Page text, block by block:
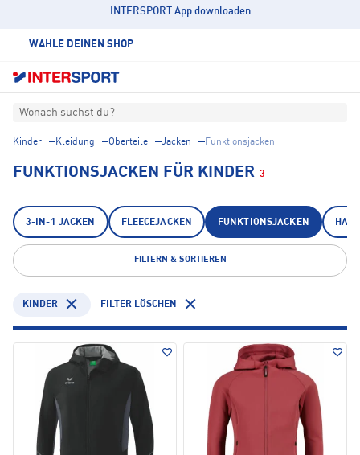
INTERSPORT App downloaden
WÄHLE DEINEN SHOP
Wonach suchst du?
Kinder Kleidung Oberteile Jacken Funktionsjacken
FUNKTIONSJACKEN FÜR KINDER 3
3-IN-1 JACKEN FLEECEJACKEN FUNKTIONSJACKEN
FILTERN & SORTIEREN
KINDER FILTER LÖSCHEN